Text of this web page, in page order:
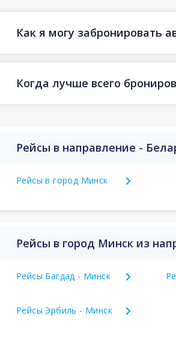
Как я могу забронировать
Когда лучше всего
Рейсы в направление -
Рейсы в город Минск
Рейсы в город Минск из
Рейсы Багдад - Минск
Рейсы Эрбиль - Минск